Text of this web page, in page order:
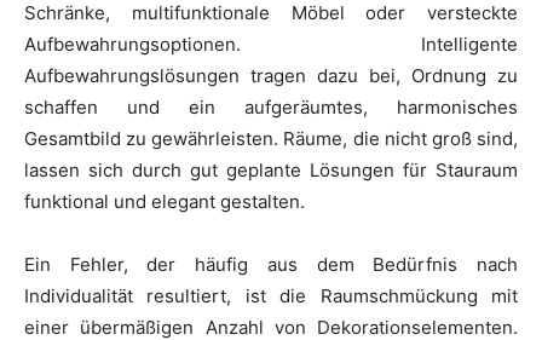
Schränke, multifunktionale Möbel oder versteckte
Aufbewahrungsoptionen. Intelligente
Aufbewahrungslösungen tragen dazu bei, Ordnung zu
schaffen und ein aufgeräumtes, harmonisches
Gesamtbild zu gewährleisten. Räume, die nicht groß sind,
lassen sich durch gut geplante Lösungen für Stauraum
funktional und elegant gestalten.
Ein Fehler, der häufig aus dem Bedürfnis nach
Individualität resultiert, ist die Raumschmückung mit
einer übermäßigen Anzahl von Dekorationselementen.